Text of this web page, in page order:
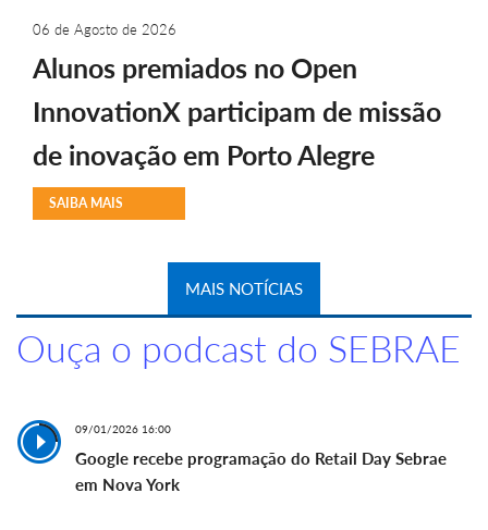
06 de Agosto de 2026
Alunos premiados no Open
InnovationX participam de missão
de inovação em Porto Alegre
SAIBA MAIS
MAIS NOTÍCIAS
Ouça o podcast do SEBRAE
09/01/2026 16:00
Google recebe programação do Retail Day Sebrae
em Nova York